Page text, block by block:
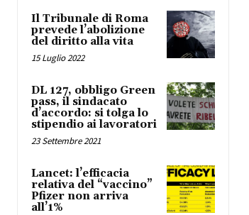
Il Tribunale di Roma
prevede l’abolizione
del diritto alla vita
15 Luglio 2022
DL 127, obbligo Green
pass, il sindacato
d’accordo: si tolga lo
stipendio ai lavoratori
23 Settembre 2021
Lancet: l’efficacia
relativa del “vaccino”
Pfizer non arriva
all’1%